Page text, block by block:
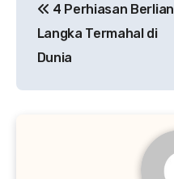
pos
4 Perhiasan Berlian
Langka Termahal di
Dunia